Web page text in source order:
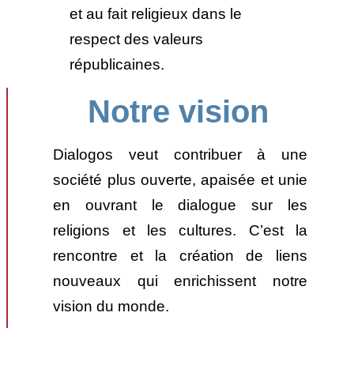
et au fait religieux dans le
respect des valeurs
républicaines.
Notre vision
Dialogos veut contribuer à une
société plus ouverte, apaisée et unie
en ouvrant le dialogue sur les
religions et les cultures. C’est la
rencontre et la création de liens
nouveaux qui enrichissent notre
vision du monde.